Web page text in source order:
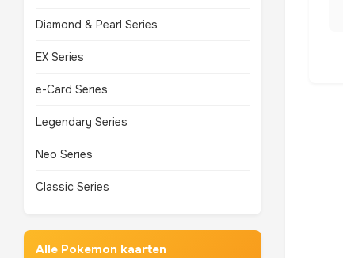
Diamond & Pearl Series
EX Series
e-Card Series
Legendary Series
Neo Series
Classic Series
Alle Pokemon kaarten